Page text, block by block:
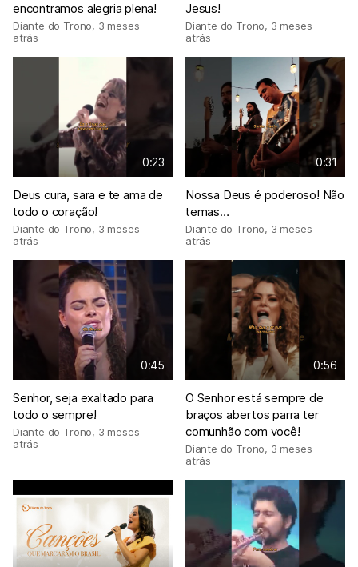
encontramos alegria plena!
Diante do Trono, 3 meses
atrás
Jesus!
Diante do Trono, 3 meses
atrás
0:23
Deus cura, sara e te ama de
todo o coração!
Diante do Trono, 3 meses
atrás
0:31
Nossa Deus é poderoso! Não
temas…
Diante do Trono, 3 meses
atrás
0:45
Senhor, seja exaltado para
todo o sempre!
Diante do Trono, 3 meses
atrás
0:56
O Senhor está sempre de
braços abertos parra ter
comunhão com você!
Diante do Trono, 3 meses
atrás